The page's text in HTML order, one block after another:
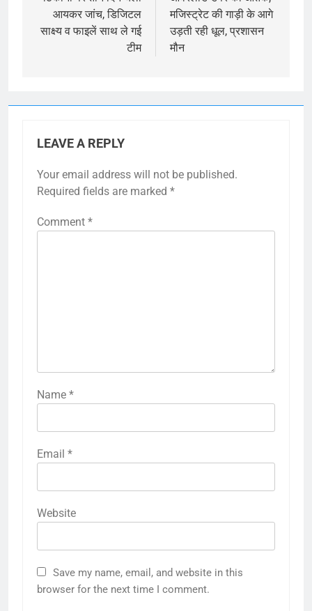
आयकर जांच, डिजिटल
साक्ष्य व फाइलें साथ ले गई
टीम
मजिस्ट्रेट की गाड़ी के आगे
उड़ती रही धूल, प्रशासन
मौन
LEAVE A REPLY
Your email address will not be published.
Required fields are marked *
Comment *
Name *
Email *
Website
Save my name, email, and website in this
browser for the next time I comment.